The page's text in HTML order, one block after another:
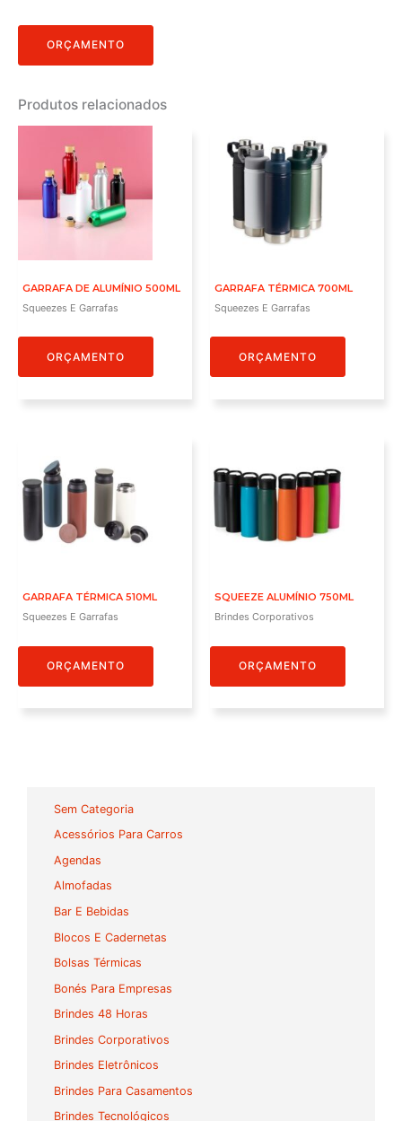
Sem Categoria
Acessórios Para Carros
Agendas
Almofadas
Bar E Bebidas
Blocos E Cadernetas
Bolsas Térmicas
Bonés Para Empresas
Brindes 48 Horas
Brindes Corporativos
Brindes Eletrônicos
Brindes Para Casamentos
Brindes Tecnológicos
ORÇAMENTO
Produtos relacionados
GARRAFA DE ALUMÍNIO 500ML
Squeezes E Garrafas
ORÇAMENTO
GARRAFA TÉRMICA 700ML
Squeezes E Garrafas
ORÇAMENTO
GARRAFA TÉRMICA 510ML
Squeezes E Garrafas
ORÇAMENTO
SQUEEZE ALUMÍNIO 750ML
Brindes Corporativos
ORÇAMENTO